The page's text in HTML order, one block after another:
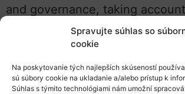
Spravujte súhlas so
cookie
Na poskytovanie tých najlepších skúseností
sú súbory cookie na ukladanie a/alebo prístup k
Súhlas s týmito technológiami nám umožní
and governance, taking
international context
– SwafS-27-2017:
Train-the-trainers initiative with
Ethics and Research Integrity